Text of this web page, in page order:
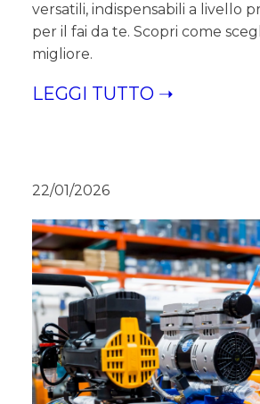
versatili, indispensabili a livello
per il fai da te. Scopri come
migliore.
LEGGI TUTTO ➝
22/01/2026